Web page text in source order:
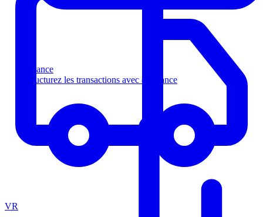
Finance
Structurez les transactions avec confiance
VR